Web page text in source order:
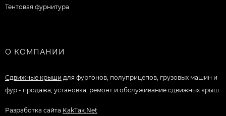
Тентовая фурнитура
О КОМПАНИИ
Сдвижные крыши для фургонов, полуприцепов, грузовых машин и
фур - продажа, установка, ремонт и обслуживание сдвижных крыш
Разработка сайта KakTak.Net